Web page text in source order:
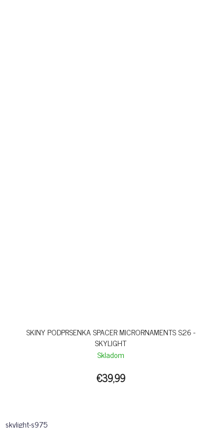
SKINY PODPRSENKA SPACER MICRORNAMENTS S26 -
SKYLIGHT
Skladom
€39,99
skylight-s975